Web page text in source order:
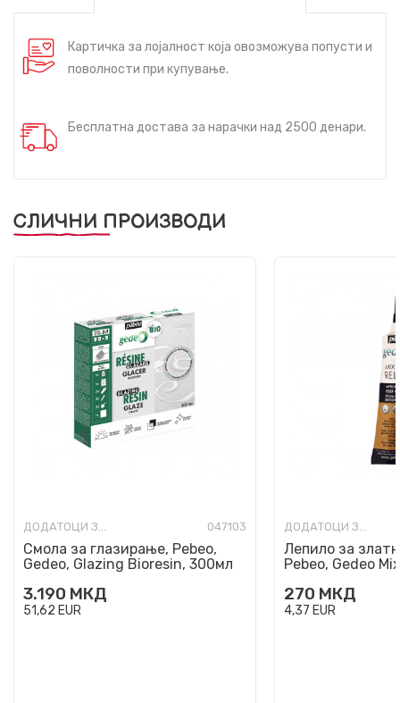
Картичка за лојалност која овозможува попусти и
поволности при купување.
Бесплатна достава за нарачки над 2500 денари.
СЛИЧНИ ПРОИЗВОДИ
ДОДАТОЦИ ЗА ИЗРАБОТКА 047103
Смола за глазирање, Pebeo,
Gedeo, Glazing Bioresin, 300мл
3.190 МКД
51,62 EUR
ДОДАТОЦИ ЗА ИЗРАБОТКА
Лепило за
Pebeo, Gedeo
270 МКД
4,37 EUR